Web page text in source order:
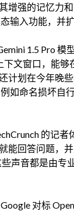
增强的记忆力
输入功能，并
1.5 Pro
下文窗口，能
计划在今年晚
如命名损坏自
的记者
能回答问题，
声音都是由专
对标